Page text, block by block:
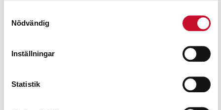
Nödvändig
Inställningar
Statistik